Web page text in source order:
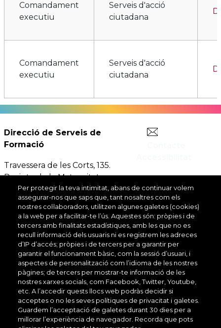
Comandament
executiu
Serveis d'acció
ciutadana
Comandament
executiu
Serveis d'acció
ciutadana
executiu
ciutadana
executiu
desenvolupament
econòmic
Comandament
executiu
Serveis de
seguretat
ciutadana
Comandament
executiu
Serveis de
seguretat
ciutadana
Direcció de Serveis de
Formació
Travessera de les Corts, 135.
Recinte de la Maternitat -
Pavelló Mestral (3a planta).
08028 Barcelona | Tel.934
049 300
Per protegir la teva intimitat, abans de continuar volem
assegurar-nos que saps que, tant nosaltres com els
nostres col·laboradors, utilitzen algunes galetes (cookies)
a la web per a facilitar-te l’ús. Aquestes són: pròpies i de
tercers amb finalitats estadístiques, amb les que no es
recull informació dels usuaris ni es registrem les adreces
d’IP d’accés; pròpies i de tercers per a garantir per
garantir el funcionament bàsic, com la sessió d’usuari, i
aspectes de personalització com l’idioma de les nostres
pàgines; de tercers per mostrar-te informació de les
nostres xarxes socials, com Facebook, Twitter, Youtube,
etc. A l’accedir quests llocs web podràs decidir si
acceptes o no les seves polítiques de privacitat i galetes.
Guardem l’acceptació de galetes durant 30 dies per a
millorar l’experiència de navegador. Recorda que pots